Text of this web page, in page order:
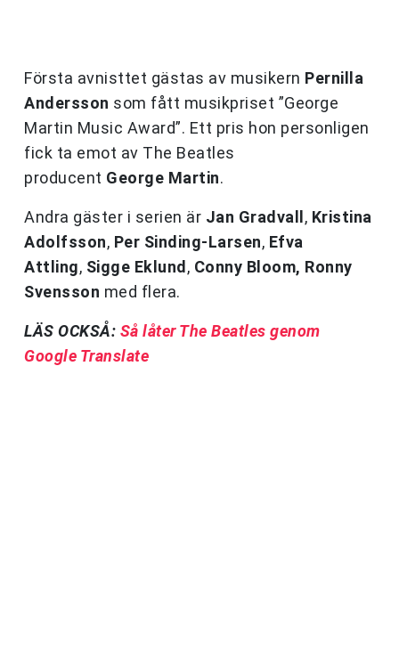
Första avnisttet gästas av musikern Pernilla
Andersson som fått musikpriset ”George
Martin Music Award”. Ett pris hon personligen
fick ta emot av The Beatles
producent George Martin.
Andra gäster i serien är Jan Gradvall , Kristina
Adolfsson, Per Sinding-Larsen, Efva
Attling, Sigge Eklund , Conny Bloom, Ronny
Svensson med flera.
LÄS OCKSÅ: Så låter The Beatles genom
Google Translate